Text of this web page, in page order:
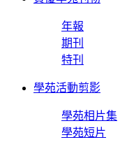
年報
期刊
特刊
學苑活動剪影
學苑相片集
學苑短片